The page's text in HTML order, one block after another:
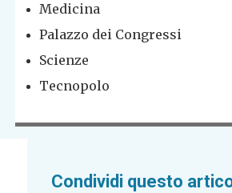
Medicina
Palazzo dei Congressi
Scienze
Tecnopolo
Condividi questo